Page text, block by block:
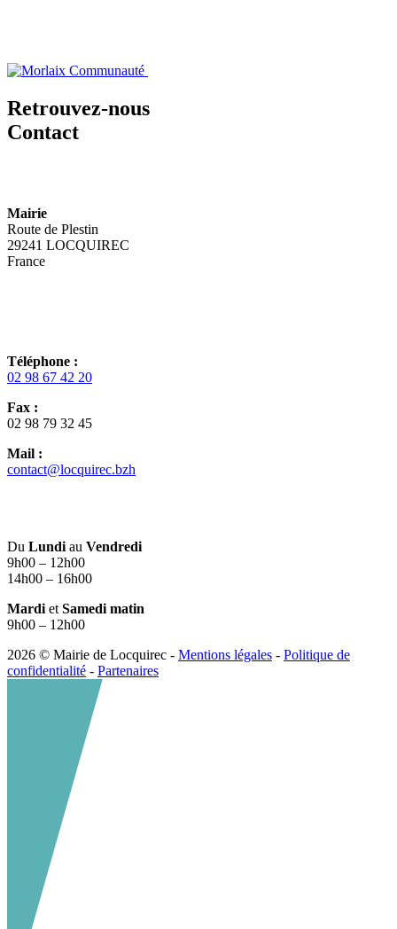
Retrouvez-nous
Contact
Mairie
Route de Plestin
29241 LOCQUIREC
France
Téléphone :
02 98 67 42 20
Fax :
02 98 79 32 45
Mail :
contact@locquirec.bzh
Du Lundi au Vendredi
9h00 – 12h00
14h00 – 16h00
Mardi et Samedi matin
9h00 – 12h00
2026 © Mairie de Locquirec - Mentions légales - Politique de
confidentialité - Partenaires